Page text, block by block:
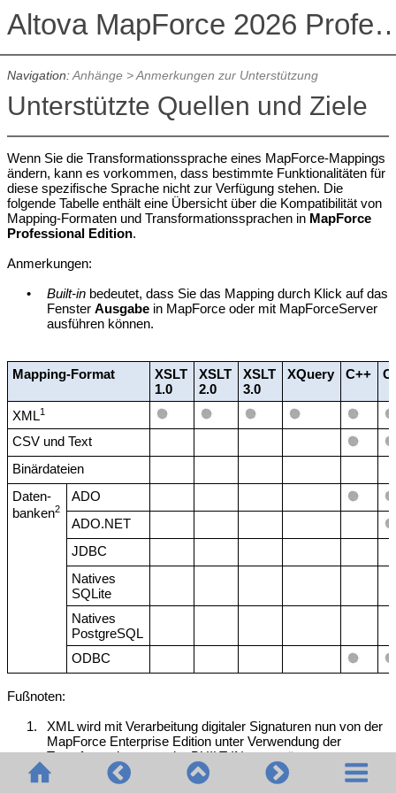
Altova MapForce
Navigation:Anhänge>Anmerkungen zur Unterstützung
Unterstützte Quellen und Ziele
Wenn Sie die Transformationssprache eines MapForce-Mappings
ändern, kann es vorkommen, dass bestimmte Funktionalitäten für
diese spezifische Sprache nicht zur Verfügung stehen. Die
folgende Tabelle enthält eine Übersicht über die Kompatibilität von
Mapping-Formaten und Transformationssprachen in MapForce
Professional Edition.
Anmerkungen:
•
Built-in bedeutet, dass Sie das Mapping durch Klick auf das
FensterAusgabe in MapForce oder mit MapForceServer
ausführen können.
Mapping-Format
XSLT
1.0
XSLT
2.0
XSLT
3.0
XQuery C++
XML1
CSV und Text
Binärdateien
Daten-
banken2
ADO
ADO.NET
JDBC
Natives
SQLite
Natives
PostgreSQL
ODBC
Fußnoten:
1.
XML wird mit Verarbeitung digitaler Signaturen nun von der
MapForce Enterprise Edition unter Verwendung der
Transformationssprache BUILT-IN unterstützt.
2.
Je nach Datenbanktyp und Zielumgebung gelten
Einschränkungen. Nähere Informationen dazu finden Sie